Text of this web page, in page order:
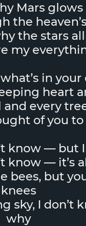
Mars
the
the stars
my
in your
heart
and every
of you
know — but
know — it’s
bees, but
knees
sky, I don’t
why